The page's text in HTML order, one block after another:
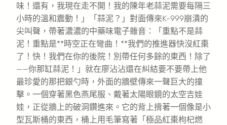
味！還有，我現在走不開！我的陳年老蒜泥需要每隔三
小時的溫和震動！」「蒜泥？」對面傳來K-999崩潰的
尖叫聲，帶著濃濃的中藥味電子雜音：「重點不是蒜
泥！重點是**時空正在彎曲！**我們的推進器快沒紅棗
了！快！我們在你的後院！別帶任何多餘的東西！除了
——你那缸蒜泥！」就在廖沾沾還在糾結要不要帶上他
最珍愛的那把銀勺時，外面的牆壁傳來一聲巨大的撞
擊。一個穿著黑色燕尾服、戴著太陽眼鏡的太空吉娃
娃，正從牆上的破洞鑽進來。它的背上揹著一個像是小
型瓦斯桶的東西，桶上用毛筆寫著「極品紅棗枸杞燃